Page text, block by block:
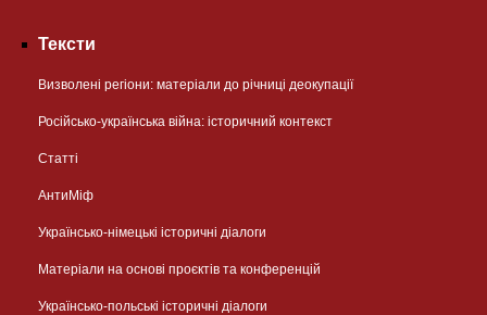
Тексти
Визволені регіони: матеріали до річниці деокупації
Російсько-українська війна: історичний контекст
Статті
АнтиМіф
Українсько-німецькі історичні діалоги
Матеріали на основі проєктів та конференцій
Українсько-польські історичні діалоги